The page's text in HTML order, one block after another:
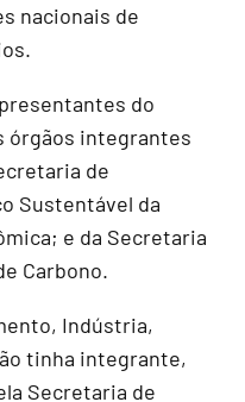
nacionais de
do
órgãos integrantes
de
Sustentável da
e da Secretaria
Carbono.
Indústria,
tinha integrante,
Secretaria de